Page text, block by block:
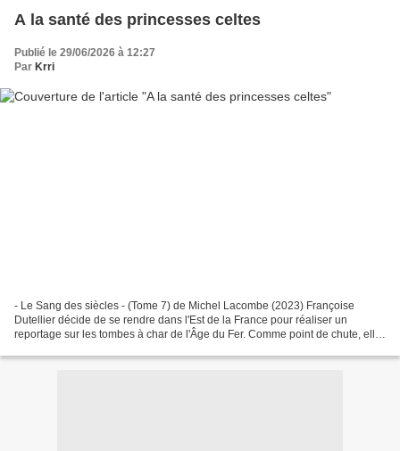
A la santé des princesses celtes
Publié le 29/06/2026 à 12:27
Par Krri
- Le Sang des siècles - (Tome 7) de Michel Lacombe (2023) Françoise
Dutellier décide de se rendre dans l'Est de la France pour réaliser un
reportage sur les tombes à char de l'Âge du Fer. Comme point de chute, elle